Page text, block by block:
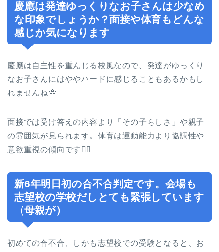
慶應は発達ゆっくりなお子さんは少なめ
な印象でしょうか？面接や体育もどんな
感じか気になります
慶應は自主性を重んじる校風なので、発達がゆっくり
なお子さんにはややハードに感じることもあるかもし
れませんね💭
面接では受け答えの内容より「その子らしさ」や親子
の雰囲気が見られます。体育は運動能力より協調性や
意欲重視の傾向です🏃‍♂️
新6年明日初の合不合判定です。会場も
志望校の学校だしとても緊張しています
（母親が）
初めての合不合、しかも志望校での受験となると、お